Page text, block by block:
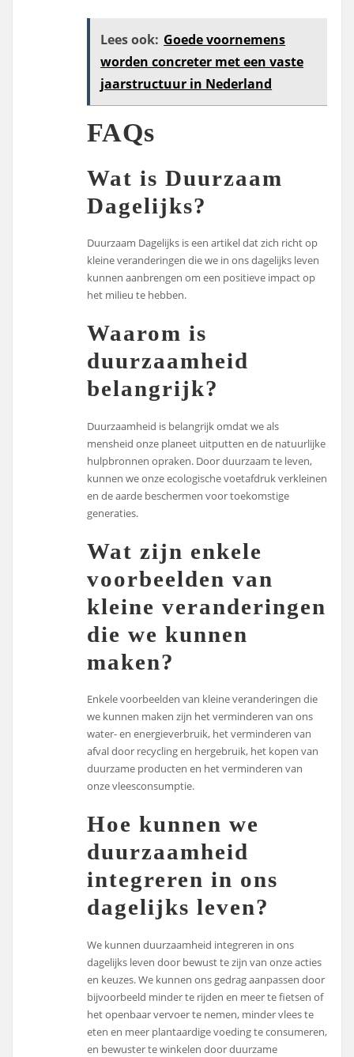
Lees ook: Goede voornemens
worden concreter met een vaste
jaarstructuur in Nederland
FAQs
Wat is Duurzaam
Dagelijks?
Duurzaam Dagelijks is een artikel dat zich richt op
kleine veranderingen die we in ons dagelijks leven
kunnen aanbrengen om een positieve impact op
het milieu te hebben.
Waarom is
duurzaamheid
belangrijk?
Duurzaamheid is belangrijk omdat we als
mensheid onze planeet uitputten en de natuurlijke
hulpbronnen opraken. Door duurzaam te leven,
kunnen we onze ecologische voetafdruk verkleinen
en de aarde beschermen voor toekomstige
generaties.
Wat zijn enkele
voorbeelden van
kleine veranderingen
die we kunnen
maken?
Enkele voorbeelden van kleine veranderingen die
we kunnen maken zijn het verminderen van ons
water- en energieverbruik, het verminderen van
afval door recycling en hergebruik, het kopen van
duurzame producten en het verminderen van
onze vleesconsumptie.
Hoe kunnen we
duurzaamheid
integreren in ons
dagelijks leven?
We kunnen duurzaamheid integreren in ons
dagelijks leven door bewust te zijn van onze acties
en keuzes. We kunnen ons gedrag aanpassen door
bijvoorbeeld minder te rijden en meer te fietsen of
het openbaar vervoer te nemen, minder vlees te
eten en meer plantaardige voeding te consumeren,
en bewuster te winkelen door duurzame